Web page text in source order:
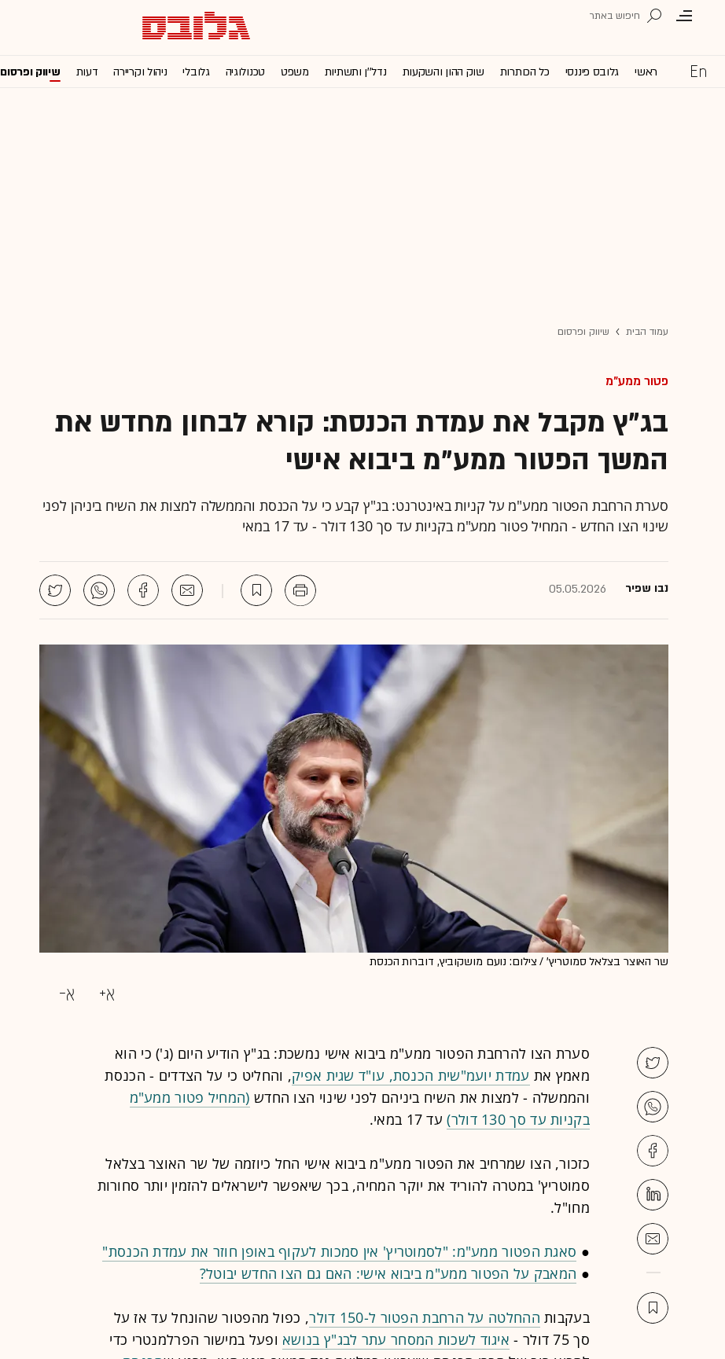
ראשי גלובס פיננסי כל הכותרות שוק ההון והשקעות נדל''ן ותשתיות משפט טכנולוגיה גלובלי ניהול וקריירה דעות שיווק ופרסום
עמוד הבית שיווק ופרסום
פטור ממע"מ
בג"ץ מקבל את עמדת הכנסת: קורא לבחון מחדש את
המשך הפטור ממע"מ ביבוא אישי
סערת הרחבת הפטור ממע"מ על קניות באינטרנט: בג"ץ קבע כי על הכנסת והממשלה למצות את השיח ביניהן לפני
שינוי הצו החדש - המחיל פטור ממע"מ בקניות עד סך 130 דולר - עד 17 במאי
נבו שפיר 05.05.2026
שר האוצר בצלאל סמוטריץ' / צילום: נועם מושקוביץ, דוברות הכנסת
סערת הצו להרחבת הפטור ממע"מ ביבוא אישי נמשכת: בג"ץ הודיע היום (ג') כי הוא
מאמץ את עמדת יועמ"שית הכנסת, עו"ד שגית אפיק, והחליט כי על הצדדים - הכנסת
והממשלה - למצות את השיח ביניהם לפני שינוי הצו החדש (המחיל פטור ממע"מ
בקניות עד סך 130 דולר)
עד 17 במאי.
כזכור, הצו שמרחיב את הפטור ממע"מ ביבוא אישי החל כיוזמה של שר האוצר בצלאל
סמוטריץ' במטרה להוריד את יוקר המחיה, בכך שיאפשר לישראלים להזמין יותר סחורות
מחו"ל.
● סאגת הפטור ממע"מ: "לסמוטריץ' אין סמכות לעקוף באופן חוזר את עמדת הכנסת"
● המאבק על הפטור ממע"מ ביבוא אישי: האם גם הצו החדש יבוטל?
בעקבות ההחלטה על הרחבת הפטור ל-150 דולר
, כפול מהפטור שהונחל עד אז על
סך 75 דולר -
איגוד לשכות המסחר עתר לבג"ץ בנושא ופעל במישור הפרלמנטרי כדי